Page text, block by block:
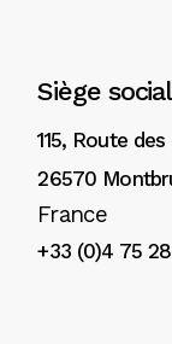
Siège social
115, Route
26570
France
+33 (0)4 75